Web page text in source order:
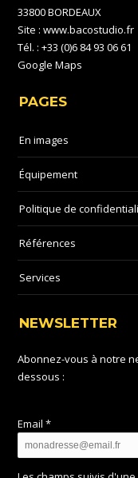
33800 BORDEAUX
Site :www.bacostudio.fr
Tél. : +33 (0)6 84 93 06 61
Google Maps
PAGES
En images
Équipement
Politique de
Références
Services
NEWSLETTER
Abonnez-vous à notre
dessous :
Email *